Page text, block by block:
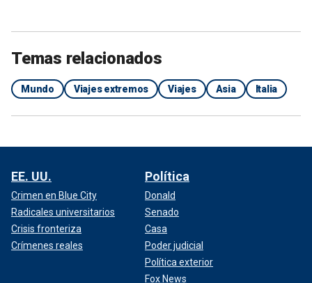
Temas relacionados
Mundo Viajes extremos Viajes Asia Italia
EE. UU.
Crimen en Blue City
Radicales universitarios
Crisis fronteriza
Crímenes reales
Política
Donald
Senado
Casa
Poder judicial
Política exterior
Fox News